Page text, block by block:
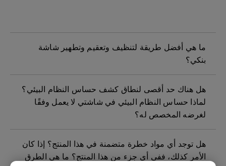
ما هي أفضل طريقة لتنظيف وتعقيم وتطهير شاشة
بنكي؟
هل هناك حد أقصى لنطاق كشف حساس النظام البيئي؟
لماذا حساس النظام البيئي في شاشتي لا يعمل وفقًا
لغرضه المخصص له؟
هل توجد أي مواد خطرة متضمنة في هذا المنتج؟ إذا كان
الأمر كذلك، ففي أي جزء من هذا المنتج؟ ما هي الطرق